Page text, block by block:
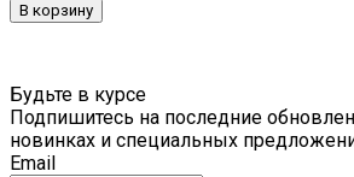
В корзину
Будьте в курсе
Подпишитесь на последние
новинках и специальных
Email